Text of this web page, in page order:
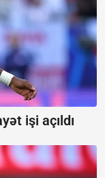
işi açıldı